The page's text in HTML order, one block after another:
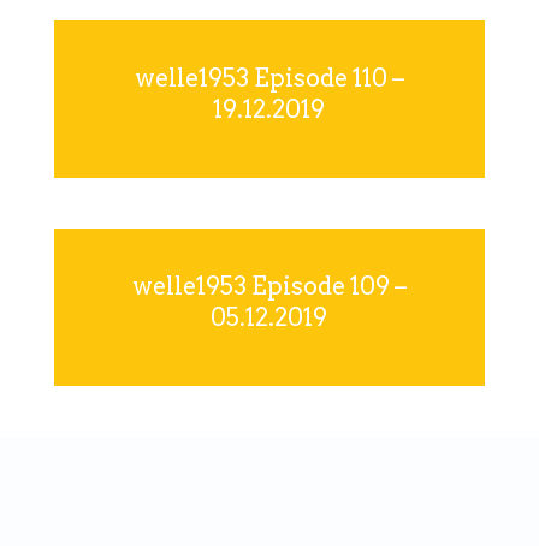
welle1953 Episode 110 –
19.12.2019
welle1953 Episode 109 –
05.12.2019